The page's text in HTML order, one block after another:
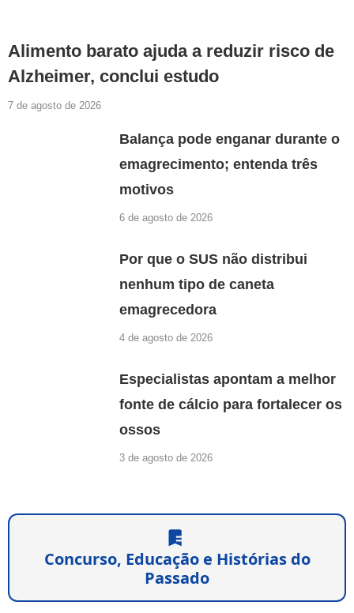
Alimento barato ajuda a reduzir risco de
Alzheimer, conclui estudo
7 de agosto de 2026
Balança pode enganar durante o
emagrecimento; entenda três
motivos
6 de agosto de 2026
Por que o SUS não distribui
nenhum tipo de caneta
emagrecedora
4 de agosto de 2026
Especialistas apontam a melhor
fonte de cálcio para fortalecer os
ossos
3 de agosto de 2026
Concurso, Educação e Histórias do
Passado